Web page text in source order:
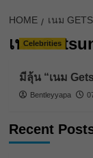
HOME เนม
เนมCelebrities
มีลุ้น “เนม
Bentleyyapa
Recent